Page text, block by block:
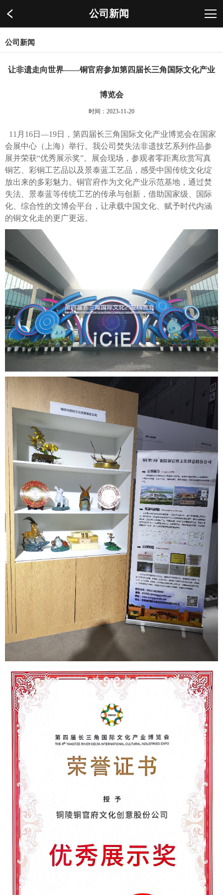
公司新闻
公司新闻
让非遗走向世界——铜官府参加第四届长三角国际文化产业
博览会
时间：2023-11-20
11月16日—19日， 第四届长三角国际文化产业博览会在国家
会展中心（上海）举行。 我公司焚失法非遗技艺系列作品参
展并荣获“优秀展示奖”。展会现场， 参观者零距离欣赏写真
铜艺、彩铜工艺品以及景泰蓝工艺品 ，感受中国传统文化绽
放出来的多彩魅力。 铜官府作为文化产业示范基地，通过焚
失法、景泰蓝等传统工艺的传承与创新，借助国家级、国际
化、综合性的文博会平台， 让承载中国文化、赋予时代内涵
的铜文化走的更广更远。